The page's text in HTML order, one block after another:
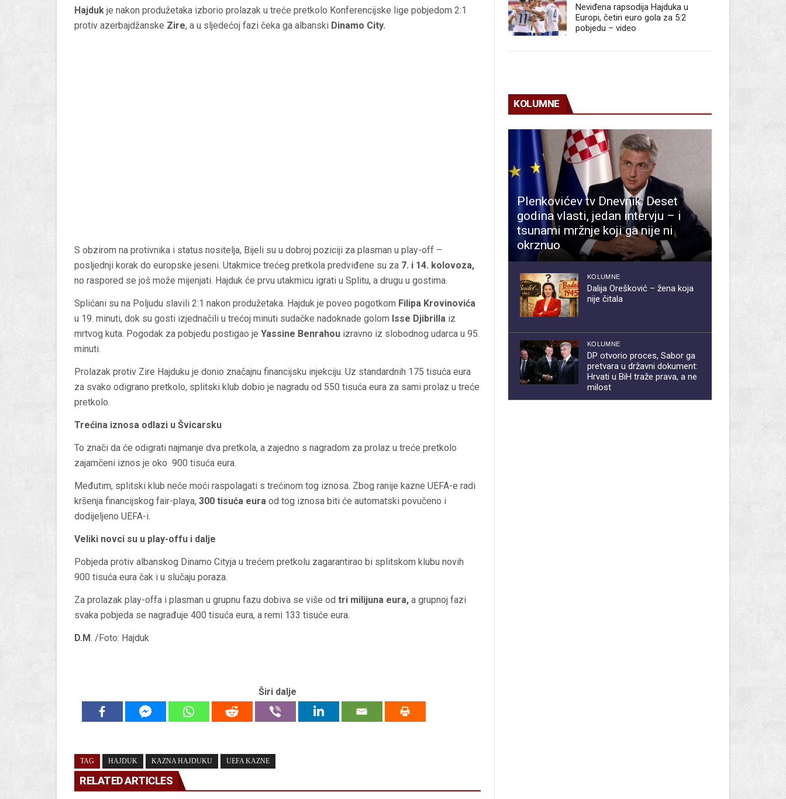
Hajduk je nakon produžetaka izborio prolazak u treće pretkolo Konferencijske lige pobjedom 2:1
protiv azerbajdžanske Zire, a u sljedećoj fazi čeka ga albanski Dinamo City.
S obzirom na protivnika i status nositelja, Bijeli su u dobroj poziciji za plasman u play-off –
posljednji korak do europske jeseni. Utakmice trećeg pretkola predviđene su za 7. i 14. kolovoza,
no raspored se još može mijenjati. Hajduk će prvu utakmicu igrati u Splitu, a drugu u gostima.
Splićani su na Poljudu slavili 2:1 nakon produžetaka. Hajduk je poveo pogotkom Filipa Krovinovića
u 19. minuti, dok su gosti izjednačili u trećoj minuti sudačke nadoknade golom Isse Djibrilla iz
mrtvog kuta. Pogodak za pobjedu postigao je Yassine Benrahou izravno iz slobodnog udarca u 95.
minuti.
Prolazak protiv Zire Hajduku je donio značajnu financijsku injekciju. Uz standardnih 175 tisuća eura
za svako odigrano pretkolo, splitski klub dobio je nagradu od 550 tisuća eura za sami prolaz u treće
pretkolo.
Trećina iznosa odlazi u Švicarsku
To znači da će odigrati najmanje dva pretkola, a zajedno s nagradom za prolaz u treće pretkolo
zajamčeni iznos je oko 900 tisuća eura.
Međutim, splitski klub neće moći raspolagati s trećinom tog iznosa. Zbog ranije kazne UEFA-e radi
kršenja financijskog fair-playa, 300 tisuća eura od tog iznosa biti će automatski povučeno i
dodijeljeno UEFA-i.
Veliki novci su u play-offu i dalje
Pobjeda protiv albanskog Dinamo Cityja u trećem pretkolu zagarantirao bi splitskom klubu novih
900 tisuća eura čak i u slučaju poraza.
Za prolazak play-offa i plasman u grupnu fazu dobiva se više od tri milijuna eura, a grupnoj fazi
svaka pobjeda se nagrađuje 400 tisuća eura, a remi 133 tisuće eura.
D.M. /Foto: Hajduk
Širi dalje
TAG HAJDUK KAZNA HAJDUKU UEFA KAZNE
RELATED ARTICLES
Neviđena rapsodija Hajduka u
Europi, četiri euro gola za 5:2
pobjedu – video
KOLUMNE
Plenkovićev tv Dnevnik: Deset
godina vlasti, jedan intervju – i
tsunami mržnje koji ga nije ni
okrznuo
KOLUMNE
Dalija Orešković – žena koja
nije čitala
KOLUMNE
DP otvorio proces, Sabor ga
pretvara u državni dokument:
Hrvati u BiH traže prava, a ne
milost